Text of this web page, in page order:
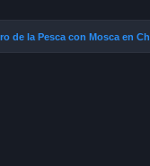
de la Pesca con Mosca en